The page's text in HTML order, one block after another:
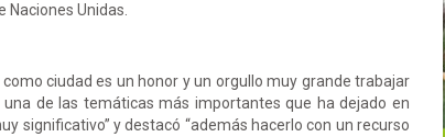
Unidas.
ciudad es un honor y un orgullo muy grande trabajar
de las temáticas más importantes que ha dejado en
significativo” y destacó “además hacerlo con un recurso